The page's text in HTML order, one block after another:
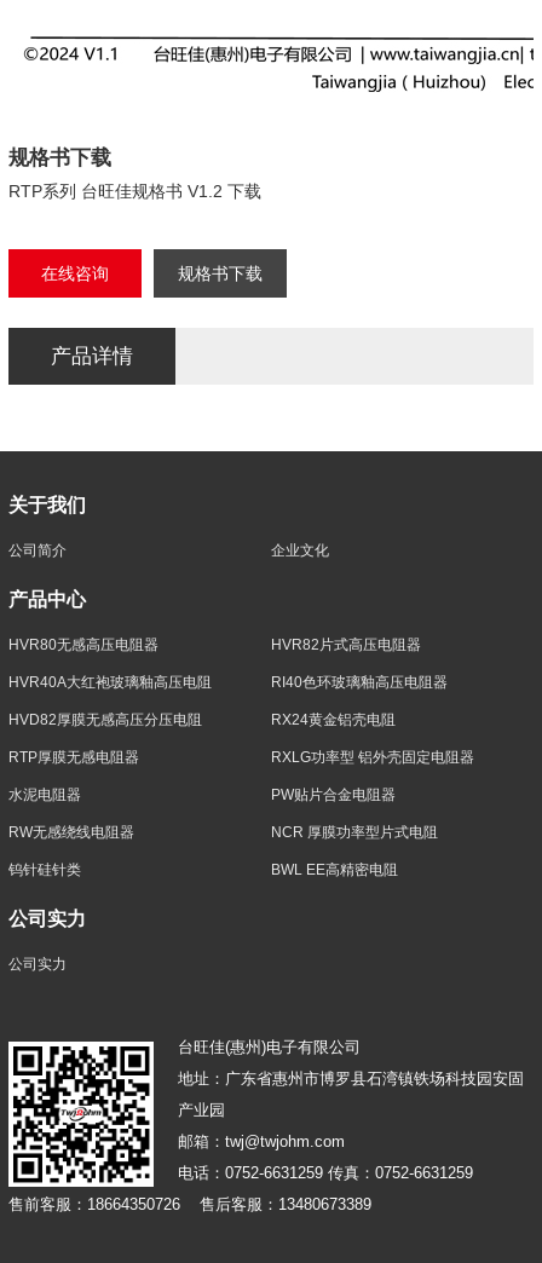
规格书下载
RTP系列 台旺佳规格书 V1.2 下载
在线咨询 规格书下载
产品详情
关于我们
公司简介 企业文化
产品中心
HVR80无感高压电阻器 HVR82片式高压电阻器
HVR40A大红袍玻璃釉高压电阻 RI40色环玻璃釉高压电阻器
HVD82厚膜无感高压分压电阻 RX24黄金铝壳电阻
RTP厚膜无感电阻器 RXLG功率型 铝外壳固定电阻器
水泥电阻器 PW贴片合金电阻器
RW无感绕线电阻器 NCR 厚膜功率型片式电阻
钨针硅针类 BWL EE高精密电阻
公司实力
公司实力
台旺佳(惠州)电子有限公司
地址：广东省惠州市博罗县石湾镇铁场科技园安固
产业园
邮箱：twj@twjohm.com
电话：0752-6631259 传真：0752-6631259
售前客服：18664350726 售后客服：13480673389